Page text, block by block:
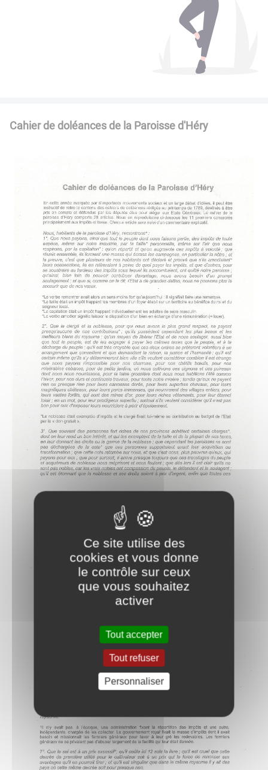
Cahier de doléances de la Paroisse d'Héry
Ce site utilise des
cookies et vous donne
le contrôle sur ceux
que vous souhaitez
activer
Tout accepter
Tout refuser
Personnaliser